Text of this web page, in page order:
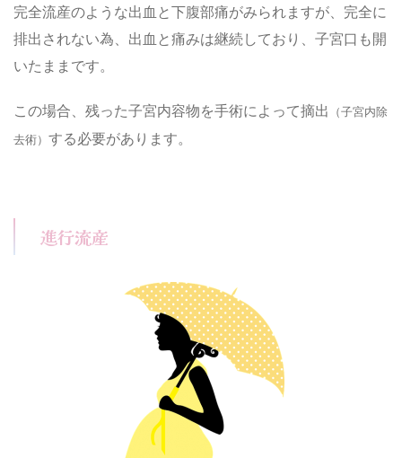
完全流産のような出血と下腹部痛がみられますが、完全に
排出されない為、出血と痛みは継続しており、子宮口も開
いたままです。
この場合、残った子宮内容物を手術によって摘出 （子宮内除
去術） する必要があります。
進行流産